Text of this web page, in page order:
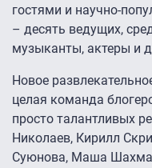
гостями и научно-
– десять ведущих,
музыканты, актеры и
Новое
целая команда
просто талантливых
Николаев, Кирилл
Суюнова, Маша